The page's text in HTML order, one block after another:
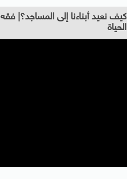
كيف نعيد أبناءنا إلى المساجد؟| فقه
الحياة